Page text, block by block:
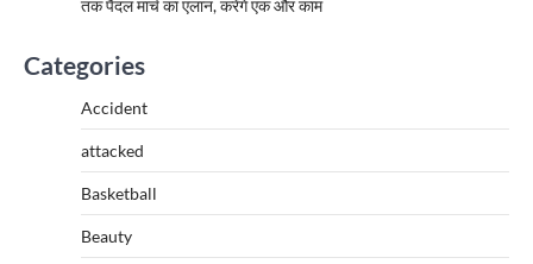
तक पैदल मार्च का एलान, करेंगे एक और काम
Categories
Accident
attacked
Basketball
Beauty